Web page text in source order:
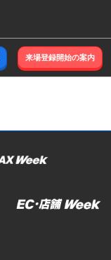
来場登録開始の案内